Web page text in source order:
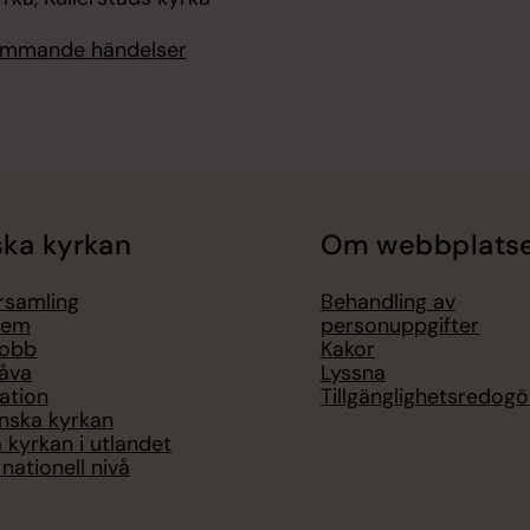
händelser
kyrkan
kyrkan
kyrkan i utlandet
nivå
Om
Behandling av
personuppgifter
Kakor
Lyssna